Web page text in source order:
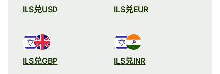
ILS兑USD ILS兑EUR
ILS兑GBP ILS兑INR